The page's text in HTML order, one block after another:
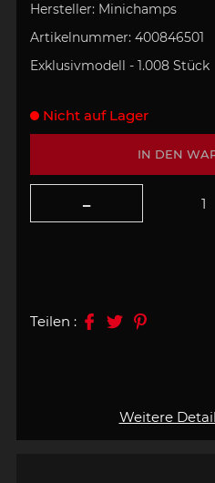
Hersteller: Minichamps
Artikelnummer: 400846501
Exklusivmodell - 1.008 Stück
Weitere
IN DEN
Nicht auf Lager
Teilen :